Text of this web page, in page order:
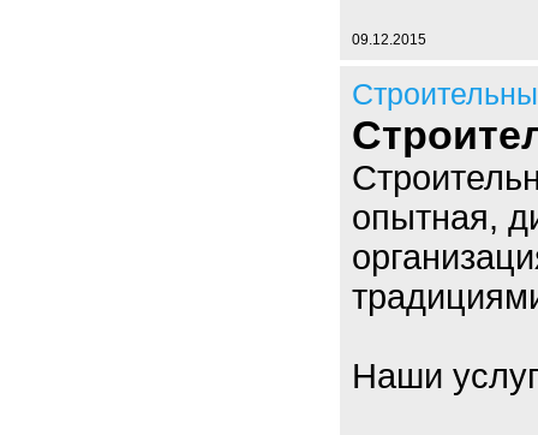
09.12.2015
опытная,
Наши